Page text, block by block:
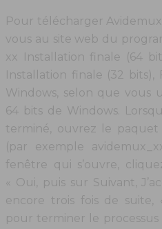
Pour télécharger
vous au site web du
xx Installation finale (64
Installation finale (32 bits),
Windows, selon que vous
64 bits de Windows.
terminé, ouvrez le paquet
(par exemple
fenêtre qui s’ouvre,
« Oui, puis sur Suivant,
encore trois fois de suite,
pour terminer le